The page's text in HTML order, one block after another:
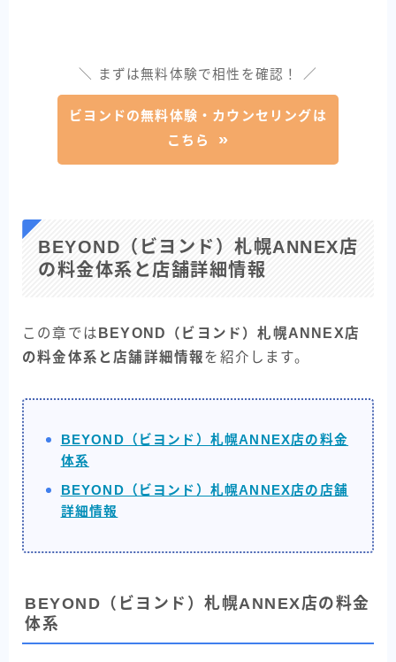
＼ まずは無料体験で相性を確認！ ／
ビヨンドの無料体験・カウンセリングは
こちら
BEYOND（ビヨンド）札幌ANNEX店
の料金体系と店舗詳細情報
この章では BEYOND（ビヨンド）札幌ANNEX店
の料金体系と店舗詳細情報を紹介します。
BEYOND（ビヨンド）札幌ANNEX店の料金
体系
BEYOND（ビヨンド）札幌ANNEX店の店舗
詳細情報
BEYOND（ビヨンド）札幌ANNEX店の料金
体系